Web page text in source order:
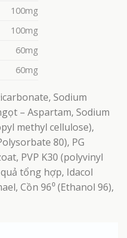
100mg
100mg
60mg
60mg
Sodium
– Aspartam, Sodium
methyl cellulose),
80), PG
PVP K30 (polyvinyl
tổng hợp, Idacol
Cồn 96⁰ (Ethanol 96),